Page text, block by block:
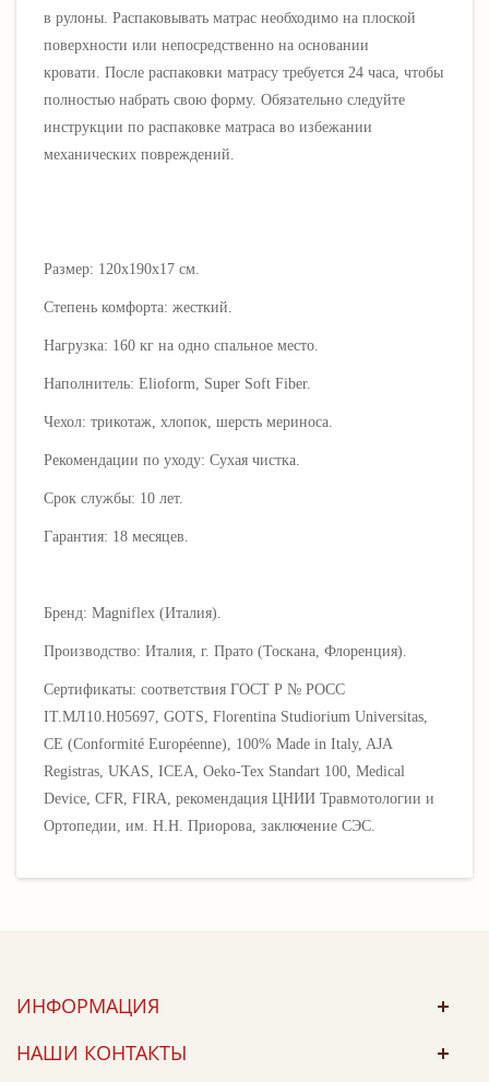
в рулоны. Распаковывать матрас необходимо на плоской
поверхности или непосредственно на основании
кровати. После распаковки матрасу требуется 24 часа, чтобы
полностью набрать свою форму. Обязательно следуйте
инструкции по распаковке матраса во избежании
механических повреждений.
Размер: 120х190х17 см.
Степень комфорта: жесткий.
Нагрузка: 160 кг на одно спальное место.
Наполнитель: Elioform, Super Soft Fiber.
Чехол: трикотаж, хлопок, шерсть мериноса.
Рекомендации по уходу: Cухая чистка.
Срок службы: 10 лет.
Гарантия: 18 месяцев.
Бренд: Magniflex (Италия).
Производство: Италия, г. Прато (Тоскана, Флоренция).
Сертификаты: соответствия ГОСТ Р № РОСС
IT.МЛ10.Н05697, GOTS, Florentina Studiorium Universitas,
CE (Conformité Européenne), 100% Made in Italy, AJA
Registras, UKAS, ICEA, Oeko-Tex Standart 100, Medical
Device, CFR, FIRA, рекомендация ЦНИИ Травмотологии и
Ортопедии, им. Н.Н. Приорова, заключение СЭС.
ИНФОРМАЦИЯ
НАШИ КОНТАКТЫ